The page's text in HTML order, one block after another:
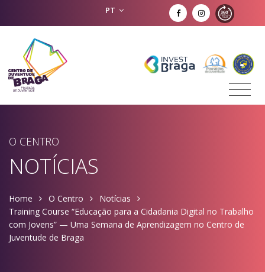
PT
O CENTRO
NOTÍCIAS
Home O Centro
Notícias
Training Course “Educação para a Cidadania Digital no Trabalho
com Jovens” — Uma Semana de Aprendizagem no Centro de
Juventude de Braga